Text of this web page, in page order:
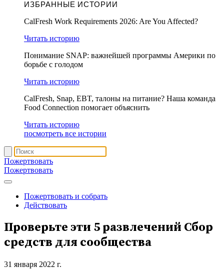
ИЗБРАННЫЕ ИСТОРИИ
CalFresh Work Requirements 2026: Are You Affected?
Читать историю
Понимание SNAP: важнейшей программы Америки по
борьбе с голодом
Читать историю
CalFresh, Snap, EBT, талоны на питание? Наша команда
Food Connection помогает объяснить
Читать историю
посмотреть все истории
Пожертвовать
Пожертвовать
Пожертвовать и собрать
Действовать
Проверьте эти 5 развлечений Сбор
средств для сообщества
31 января 2022 г.